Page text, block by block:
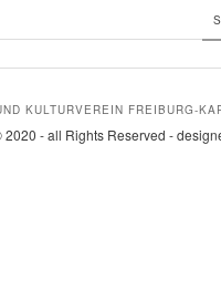
KULTURVEREIN FREIBURG-
- all Rights Reserved -